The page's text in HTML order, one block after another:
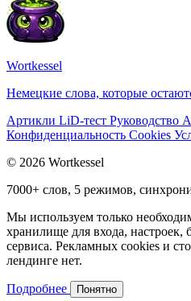
Wortkessel
Немецкие слова, которые
Артикли LiD-тест Руководство
Конфиденциальность Cookies
© 2026 Wortkessel
7000+ слов, 5 режимов,
Мы используем только
хранилище для входа, настроек,
сервиса. Рекламных cookies и
лендинге нет.
Подробнее Понятно